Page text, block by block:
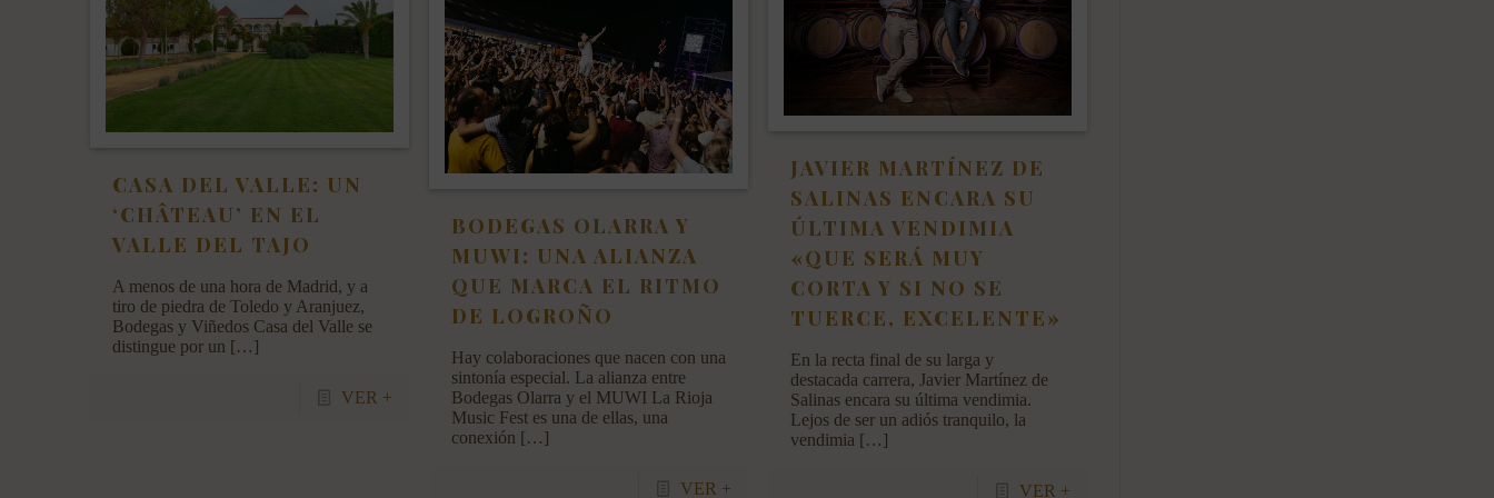
JAVIER MARTÍNEZ DE
SALINAS ENCARA SU
ÚLTIMA VENDIMIA
«QUE SERÁ MUY
CORTA Y SI NO SE
TUERCE, EXCELENTE»
En la recta final de su larga y
destacada carrera, Javier Martínez de
Salinas encara su última vendimia.
Lejos de ser un adiós tranquilo, la
vendimia […]
VER +
CASA DEL VALLE: UN
‘CHÂTEAU’ EN EL
VALLE DEL TAJO
A menos de una hora de Madrid, y a
tiro de piedra de Toledo y Aranjuez,
Bodegas y Viñedos Casa del Valle se
distingue por un […]
VER +
BODEGAS OLARRA Y
MUWI: UNA ALIANZA
QUE MARCA EL RITMO
DE LOGROÑO
Hay colaboraciones que nacen con una
sintonía especial. La alianza entre
Bodegas Olarra y el MUWI La Rioja
Music Fest es una de ellas, una
conexión […]
VER +